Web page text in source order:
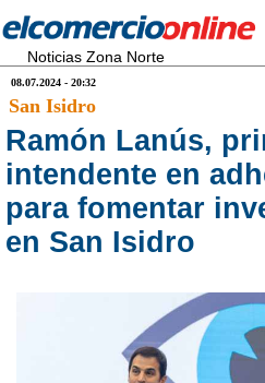
Noticias Zona Norte
08.07.2024 - 20:32
San Isidro
Ramón Lanús,
intendente en
para fomentar
en San Isidro